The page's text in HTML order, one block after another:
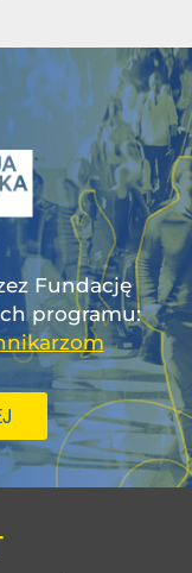
Fundację
programu: